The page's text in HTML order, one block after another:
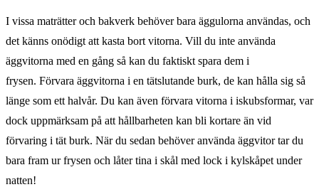
I vissa maträtter och bakverk behöver bara äggulorna användas, och
det känns onödigt att kasta bort vitorna. Vill du inte använda
äggvitorna med en gång så kan du faktiskt spara dem i
frysen. Förvara äggvitorna i en tätslutande burk, de kan hålla sig så
länge som ett halvår. Du kan även förvara vitorna i iskubsformar, var
dock uppmärksam på att hållbarheten kan bli kortare än vid
förvaring i tät burk. När du sedan behöver använda äggvitor tar du
bara fram ur frysen och låter tina i skål med lock i kylskåpet under
natten!